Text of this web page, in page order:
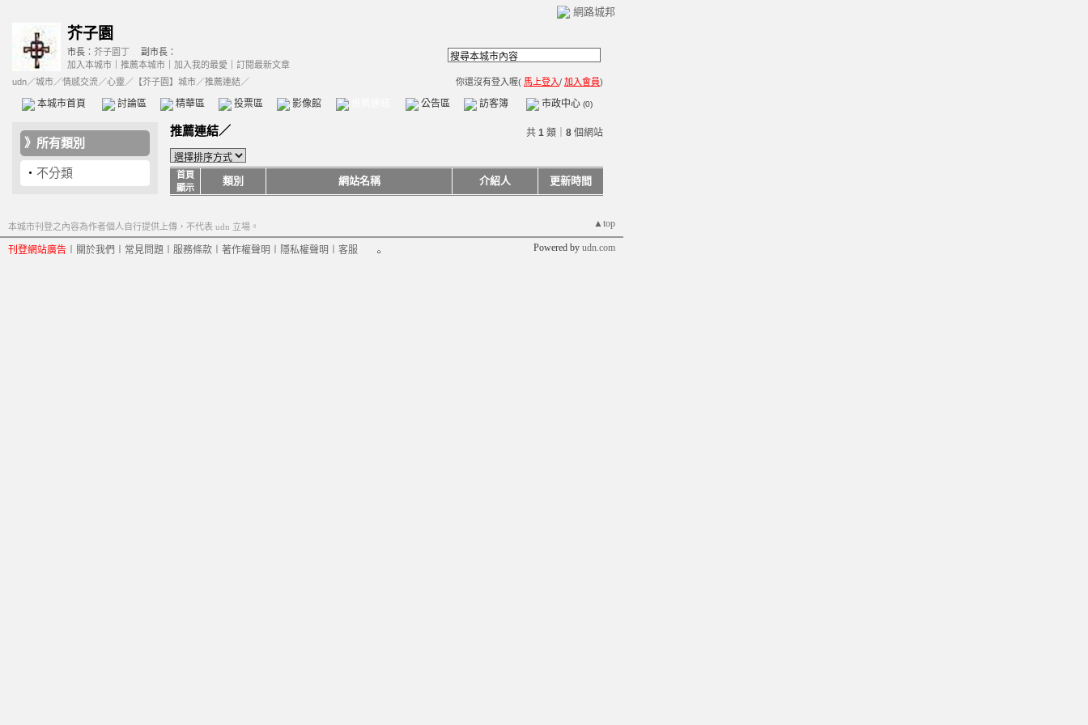
網路城邦
芥子園
市長： 芥子園丁
副市長：
加入本城市
推薦本城市 加入我的最愛
訂閱最新文章
udn／城市／情感交流／心靈 ／ 【芥子園】城市／推薦連結／ 你還沒有登入喔( 馬上登入/ 加入會員)
本城市首頁 討論區 精華區 投票區 影像館 公告區 訪客簿 市政中心 (0)
》 所有類別
‧ 不分類
推薦連結／ 共 1 類｜ 8 個網站
首頁
顯示
類別 網站名稱 介紹人 更新時間
▲top
本城市刊登之內容為作者個人自行提供上傳，不代表 udn 立場。
刊登網站廣告 關於我們 常見問題 服務條款 著作權聲明 隱私權聲明 客服 Powered by udn.com